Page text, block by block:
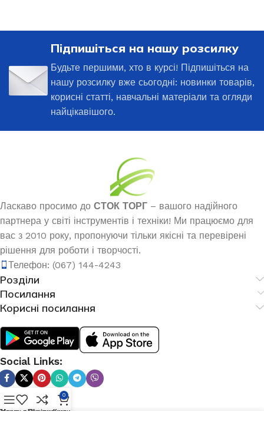
Підпишіться на нашу розсилку
Будьте першими, хто в курсі! Підпишіться на
нашу розсилку вже сьогодні: новинки товарів,
корисні статті, навчальні матеріали та огляди
найцікавішого.
Ласкаво просимо до СТОК ТОРГ – вашого надійного
партнера у світі інструментів і техніки! Ми працюємо для
вас з 2010 року, пропонуючи тільки якісні та перевірені
рішення для роботи і творчості.
Телефон: (067) 144-4243
Розділи
Посилання
Корисні посилання
Social Links:
Меню побажань
Порівняння
0
Кошик